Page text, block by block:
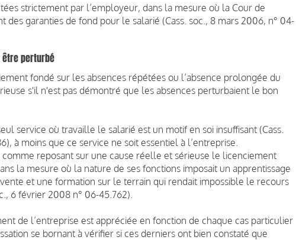
strictement par l’employeur, dans la mesure où la Cour de
des garanties de fond pour le salarié (Cass. soc., 8 mars 2006, n° 04-
être perturbé
fondé sur les absences répétées ou l’absence prolongée du
s'il n'est pas démontré que les absences perturbaient le bon
service où travaille le salarié est un motif en soi insuffisant (Cass.
à moins que ce service ne soit essentiel à l’entreprise.
comme reposant sur une cause réelle et sérieuse le licenciement
la mesure où la nature de ses fonctions imposait un apprentissage
et une formation sur le terrain qui rendait impossible le recours
6 février 2008 n° 06-45.762).
de l’entreprise est appréciée en fonction de chaque cas particulier
se bornant à vérifier si ces derniers ont bien constaté que